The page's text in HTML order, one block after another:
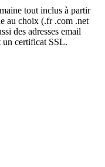
tout inclus à partir
au choix (.fr .com .net
des adresses email
un certificat SSL.